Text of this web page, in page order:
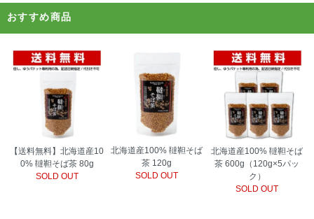
おすすめ商品
【送料無料】北海道産10
0% 韃靼そば茶 80g
SOLD OUT
北海道産100% 韃靼そば
茶 120g
SOLD OUT
北海道産100% 韃靼そば
茶 600g（120g×5パッ
ク）
SOLD OUT